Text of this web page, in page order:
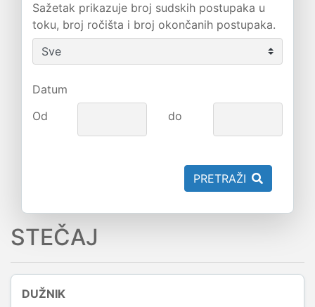
Sažetak prikazuje broj sudskih postupaka u
toku, broj ročišta i broj okončanih postupaka.
Datum
Od
do
PRETRAŽI
STEČAJ
DUŽNIK